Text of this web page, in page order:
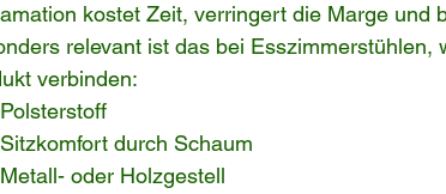
kostet Zeit, verringert die Marge und
relevant ist das bei
verbinden:
Polsterstoff
Sitzkomfort durch Schaum
Metall- oder Holzgestell